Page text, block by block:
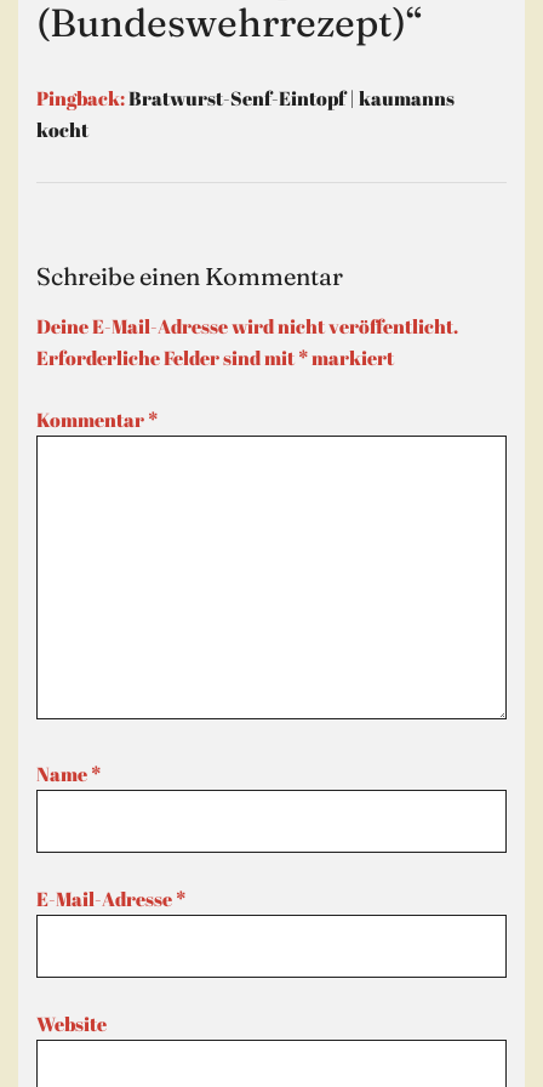
(Bundeswehrrezept)“
Pingback:Bratwurst-Senf-Eintopf | kaumanns
kocht
Schreibe einen Kommentar
Deine E-Mail-Adresse wird nicht veröffentlicht.
Erforderliche Felder sind mit*markiert
Kommentar*
Name*
E-Mail-Adresse*
Website